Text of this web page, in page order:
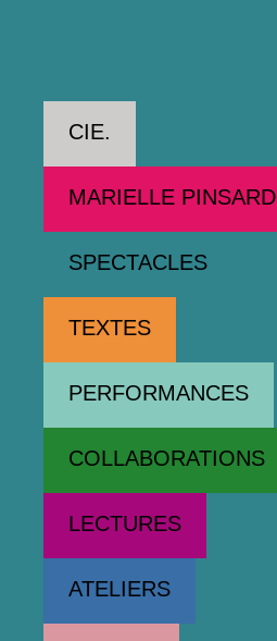
CIE.
MARIELLE PINSARD
SPECTACLES
TEXTES
PERFORMANCES
COLLABORATIONS
LECTURES
ATELIERS